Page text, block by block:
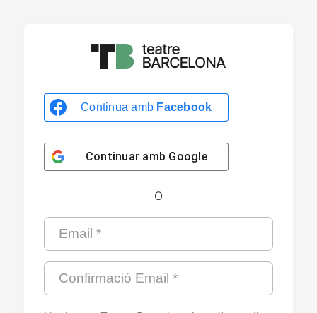
Continua amb Facebook
Continuar amb Google
O